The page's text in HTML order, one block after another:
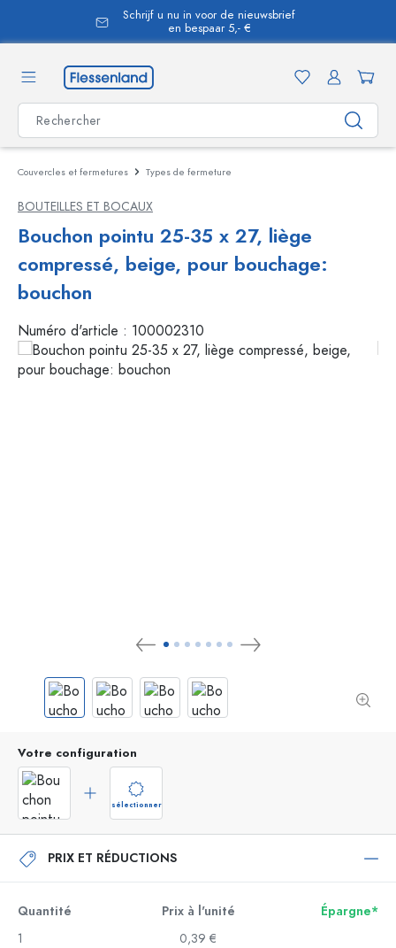
Schrijf u nu in voor de nieuwsbrief
en bespaar 5,- €
Couvercles et fermetures Types de fermeture
BOUTEILLES ET BOCAUX
Bouchon pointu 25-35 x 27, liège
compressé, beige, pour bouchage:
bouchon
Numéro d'article : 100002310
Votre configuration
sélectionner
PRIX ET RÉDUCTIONS
Quantité Prix à l'unité
Épargne*
1
0,39 €